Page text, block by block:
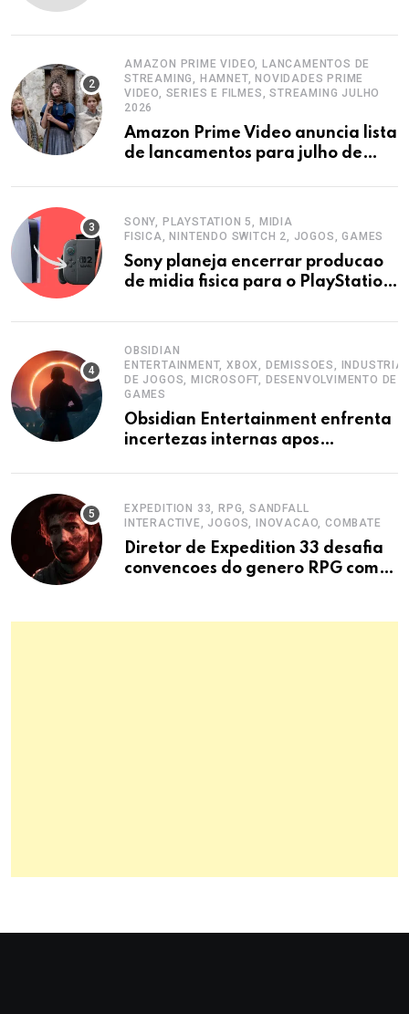
AMAZON PRIME VIDEO, LANCAMENTOS DE
STREAMING, HAMNET, NOVIDADES PRIME
VIDEO, SERIES E FILMES, STREAMING JULHO
2026
Amazon Prime Video anuncia lista
de lancamentos para julho de
SONY, PLAYSTATION 5, MIDIA
FISICA, NINTENDO SWITCH 2, JOGOS, GAMES
Sony planeja encerrar producao
de midia fisica para o PlayStation
OBSIDIAN
ENTERTAINMENT, XBOX, DEMISSOES, INDUSTRIA
DE JOGOS, MICROSOFT, DESENVOLVIMENTO DE
GAMES
Obsidian Entertainment enfrenta
incertezas internas apos
EXPEDITION 33, RPG, SANDFALL
INTERACTIVE, JOGOS, INOVACAO, COMBATE
Diretor de Expedition 33 desafia
convencoes do genero RPG com